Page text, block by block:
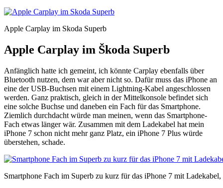
Apple Carplay im Skoda Superb
Apple Carplay im Škoda Superb
Anfänglich hatte ich gemeint, ich könnte Carplay ebenfalls über
Bluetooth nutzen, dem war aber nicht so. Dafür muss das iPhone an
eine der USB-Buchsen mit einem Lightning-Kabel angeschlossen
werden. Ganz praktisch, gleich in der Mittelkonsole befindet sich
eine solche Buchse und daneben ein Fach für das Smartphone.
Ziemlich durchdacht würde man meinen, wenn das Smartphone-
Fach etwas länger wär. Zusammen mit dem Ladekabel hat mein
iPhone 7 schon nicht mehr ganz Platz, ein iPhone 7 Plus würde
überstehen, schade.
Smartphone Fach im Superb zu kurz für das iPhone 7 mit